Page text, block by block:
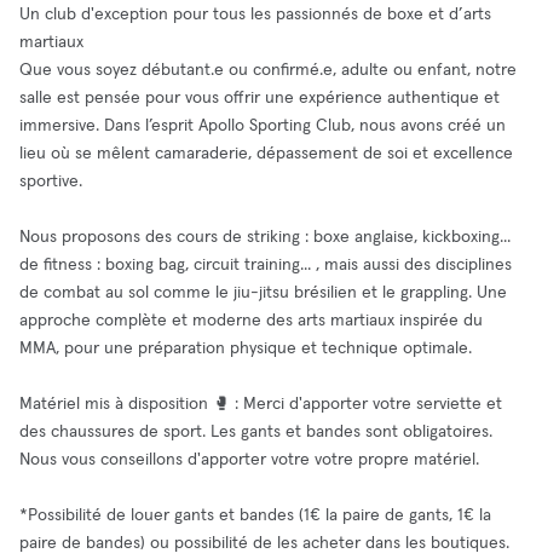
Un club d'exception pour tous les passionnés de boxe et d’arts
martiaux
Que vous soyez débutant.e ou confirmé.e, adulte ou enfant, notre
salle est pensée pour vous offrir une expérience authentique et
immersive. Dans l’esprit Apollo Sporting Club, nous avons créé un
lieu où se mêlent camaraderie, dépassement de soi et excellence
sportive.
Nous proposons des cours de striking : boxe anglaise, kickboxing...
de fitness : boxing bag, circuit training... , mais aussi des disciplines
de combat au sol comme le jiu-jitsu brésilien et le grappling. Une
approche complète et moderne des arts martiaux inspirée du
MMA, pour une préparation physique et technique optimale.
Matériel mis à disposition 🥊 : Merci d'apporter votre serviette et
des chaussures de sport. Les gants et bandes sont obligatoires.
Nous vous conseillons d'apporter votre votre propre matériel.
*Possibilité de louer gants et bandes (1€ la paire de gants, 1€ la
paire de bandes) ou possibilité de les acheter dans les boutiques.